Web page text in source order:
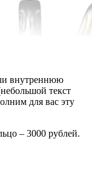
внутреннюю
текст
для вас эту
– 3000 рублей.